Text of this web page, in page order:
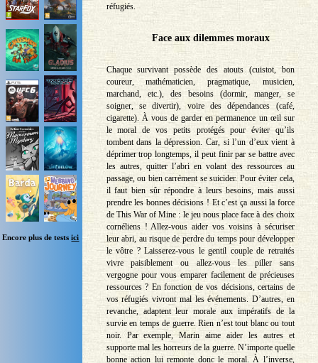
Encore plus de testsici
réfugiés.
Face aux dilemmes moraux
Chaque survivant possède des atouts (cuistot, bon
coureur, mathématicien, pragmatique, musicien,
marchand, etc.), des besoins (dormir, manger, se
soigner, se divertir), voire des dépendances (café,
cigarette). À vous de garder en permanence un œil sur
le moral de vos petits protégés pour éviter qu’ils
tombent dans la dépression. Car, si l’un d’eux vient à
déprimer trop longtemps, il peut finir par se battre avec
les autres, quitter l’abri en volant des ressources au
passage, ou bien carrément se suicider. Pour éviter cela,
il faut bien sûr répondre à leurs besoins, mais aussi
prendre les bonnes décisions ! Et c’est ça aussi la force
de This War of Mine : le jeu nous place face à des choix
cornéliens ! Allez-vous aider vos voisins à sécuriser
leur abri, au risque de perdre du temps pour développer
le vôtre ? Laisserez-vous le gentil couple de retraités
vivre paisiblement ou allez-vous les piller sans
vergogne pour vous emparer facilement de précieuses
ressources ? En fonction de vos décisions, certains de
vos réfugiés vivront mal les événements. D’autres, en
revanche, adaptent leur morale aux impératifs de la
survie en temps de guerre. Rien n’est tout blanc ou tout
noir. Par exemple, Marin aime aider les autres et
supporte mal les horreurs de la guerre. N’importe quelle
bonne action lui remonte donc le moral. À l’inverse,